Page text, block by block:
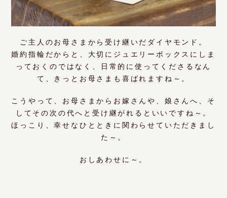
ご主人のお母さまから受け継いだダイヤモンド。
婚約指輪だからと、大切にジュエリーボックスにしま
っておくのではなく、日常的に使ってくださるなん
て、きっとお母さまも喜ばれますね～。
こうやって、お母さまからお嫁さんや、娘さんへ、そ
してその次の代へと受け継がれるといいですね～。
ほっこり、幸せなひとときに関わらせていただきまし
た～。
おしあわせに～。